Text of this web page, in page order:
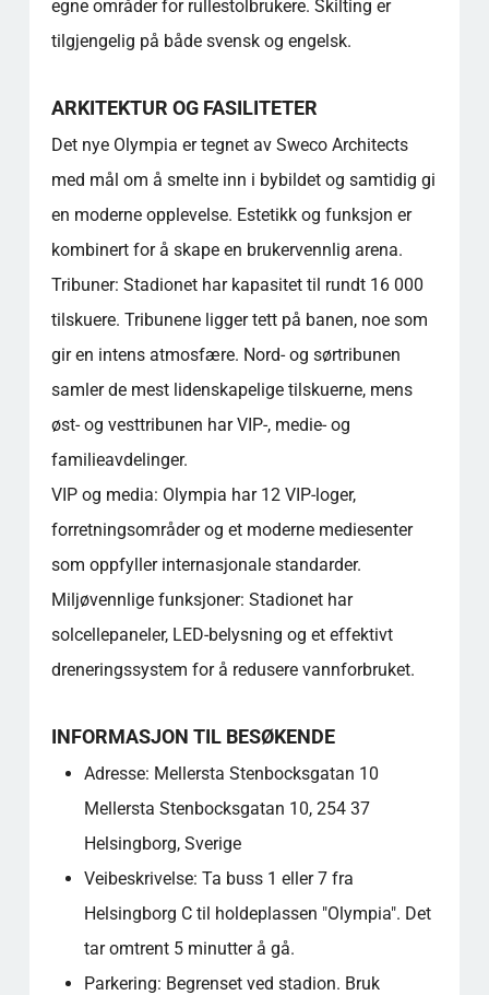
egne områder for rullestolbrukere. Skilting er
tilgjengelig på både svensk og engelsk.
ARKITEKTUR OG FASILITETER
Det nye Olympia er tegnet av Sweco Architects
med mål om å smelte inn i bybildet og samtidig gi
en moderne opplevelse. Estetikk og funksjon er
kombinert for å skape en brukervennlig arena.
Tribuner: Stadionet har kapasitet til rundt 16 000
tilskuere. Tribunene ligger tett på banen, noe som
gir en intens atmosfære. Nord- og sørtribunen
samler de mest lidenskapelige tilskuerne, mens
øst- og vesttribunen har VIP-, medie- og
familieavdelinger.
VIP og media: Olympia har 12 VIP-loger,
forretningsområder og et moderne mediesenter
som oppfyller internasjonale standarder.
Miljøvennlige funksjoner: Stadionet har
solcellepaneler, LED-belysning og et effektivt
dreneringssystem for å redusere vannforbruket.
INFORMASJON TIL BESØKENDE
Adresse: Mellersta Stenbocksgatan 10
Mellersta Stenbocksgatan 10, 254 37
Helsingborg, Sverige
Veibeskrivelse: Ta buss 1 eller 7 fra
Helsingborg C til holdeplassen "Olympia". Det
tar omtrent 5 minutter å gå.
Parkering: Begrenset ved stadion. Bruk